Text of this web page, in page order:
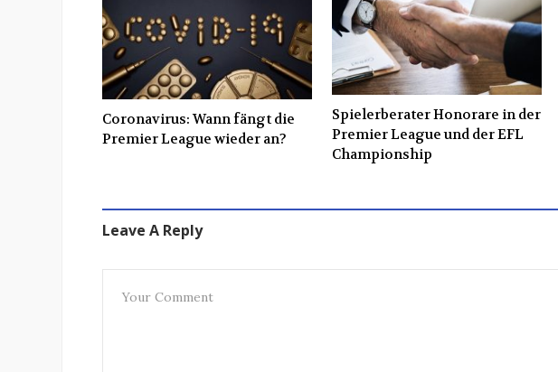
Coronavirus: Wann fängt die
Premier League wieder an?
Spielerberater Honorare in der
Premier League und der EFL
Championship
Leave A Reply